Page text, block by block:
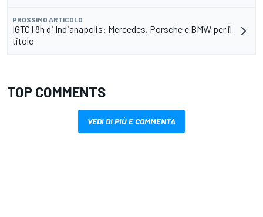
PROSSIMO ARTICOLO
IGTC | 8h di Indianapolis: Mercedes, Porsche e BMW per il
titolo
TOP COMMENTS
VEDI DI PIÙ E COMMENTA